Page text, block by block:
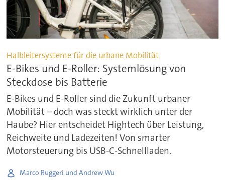
Halbleitersysteme für die urbane Mobilität
E-Bikes und E-Roller: Systemlösung von
Steckdose bis Batterie
E-Bikes und E-Roller sind die Zukunft urbaner
Mobilität – doch was steckt wirklich unter der
Haube? Hier entscheidet Hightech über Leistung,
Reichweite und Ladezeiten! Von smarter
Motorsteuerung bis USB-C-Schnellladen.
Marco Ruggeri und Andrew Wu